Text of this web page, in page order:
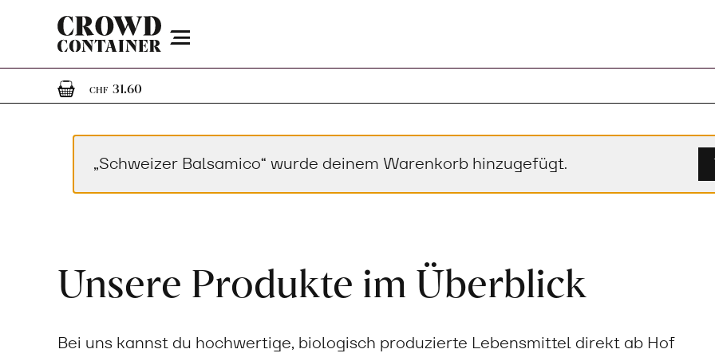
Menu
CHF 31.601 Artikel im Warenkorb
„Schweizer Balsamico“ wurde deinem Warenkorb hinzugefügt.
Unsere Produkte im Überblick
Bei uns kannst du hochwertige, biologisch produzierte Lebensmittel direkt ab Hof